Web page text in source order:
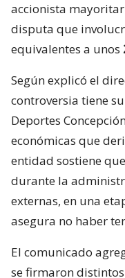
accionista
disputa que
equivalentes a unos
Según explicó el
controversia tiene
Deportes
económicas que
entidad sostiene
durante la
externas, en una
asegura no haber
El comunicado
se firmaron